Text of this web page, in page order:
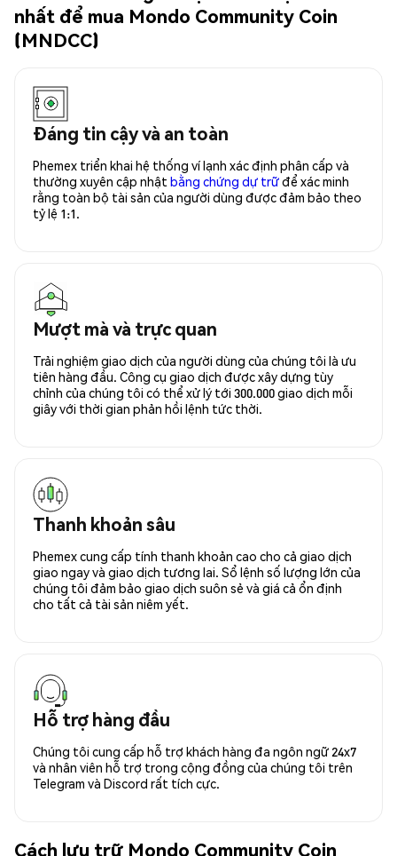
nhất để mua Mondo Community Coin
(MNDCC)
Đáng tin cậy và an toàn
Phemex triển khai hệ thống ví lạnh xác định phân cấp và
thường xuyên cập nhật bằng chứng dự trữđể xác minh
rằng toàn bộ tài sản của người dùng được đảm bảo theo
tỷ lệ 1:1.
Mượt mà và trực quan
Trải nghiệm giao dịch của người dùng của chúng tôi là ưu
tiên hàng đầu. Công cụ giao dịch được xây dựng tùy
chỉnh của chúng tôi có thể xử lý tới 300.000 giao dịch mỗi
giây với thời gian phản hồi lệnh tức thời.
Thanh khoản sâu
Phemex cung cấp tính thanh khoản cao cho cả giao dịch
giao ngay và giao dịch tương lai. Sổ lệnh số lượng lớn của
chúng tôi đảm bảo giao dịch suôn sẻ và giá cả ổn định
cho tất cả tài sản niêm yết.
Hỗ trợ hàng đầu
Chúng tôi cung cấp hỗ trợ khách hàng đa ngôn ngữ 24x7
và nhân viên hỗ trợ trong cộng đồng của chúng tôi trên
Telegram và Discord rất tích cực.
Cách lưu trữ Mondo Community Coin